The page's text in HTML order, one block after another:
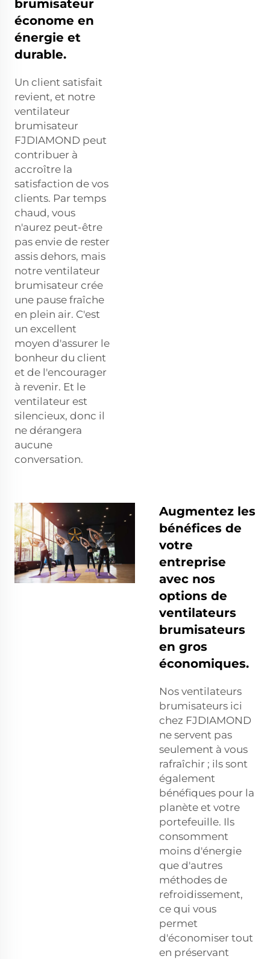
brumisateur
économe en
énergie et
durable.
Un client satisfait
revient, et notre
ventilateur
brumisateur
FJDIAMOND peut
contribuer à
accroître la
satisfaction de vos
clients. Par temps
chaud, vous
n'aurez peut-être
pas envie de rester
assis dehors, mais
notre ventilateur
brumisateur crée
une pause fraîche
en plein air. C'est
un excellent
moyen d'assurer le
bonheur du client
et de l'encourager
à revenir. Et le
ventilateur est
silencieux, donc il
ne dérangera
aucune
conversation.
Augmentez les
bénéfices de
votre
entreprise
avec nos
options de
ventilateurs
brumisateurs
en gros
économiques.
Nos ventilateurs
brumisateurs ici
chez FJDIAMOND
ne servent pas
seulement à vous
rafraîchir ; ils sont
également
bénéfiques pour la
planète et votre
portefeuille. Ils
consomment
moins d'énergie
que d'autres
méthodes de
refroidissement,
ce qui vous
permet
d'économiser tout
en préservant